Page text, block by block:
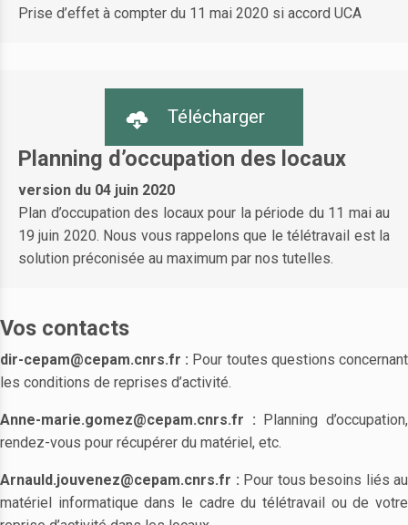
Prise d’effet à compter du 11 mai 2020 si accord UCA
Télécharger
Planning d’occupation des locaux
version du 04 juin 2020
Plan d’occupation des locaux pour la période du 11 mai au
19 juin 2020. Nous vous rappelons que le télétravail est la
solution préconisée au maximum par nos tutelles.
Vos contacts
dir-cepam@cepam.cnrs.fr : Pour toutes questions concernant
les conditions de reprises d’activité.
Anne-marie.gomez@cepam.cnrs.fr :
Planning d’occupation,
rendez-vous pour récupérer du matériel, etc.
Arnauld.jouvenez@cepam.cnrs.fr : Pour tous besoins liés au
matériel informatique dans le cadre du télétravail ou de votre